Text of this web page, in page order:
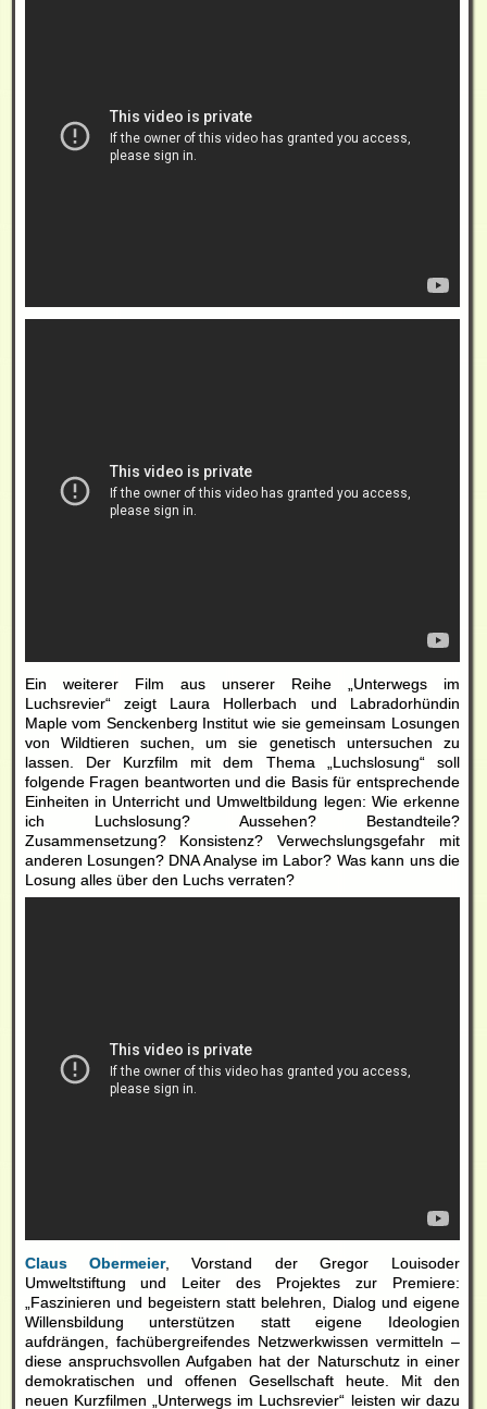
Ein weiterer Film aus unserer Reihe „Unterwegs im
Luchsrevier“ zeigt Laura Hollerbach und Labradorhündin
Maple vom Senckenberg Institut wie sie gemeinsam Losungen
von Wildtieren suchen, um sie genetisch untersuchen zu
lassen. Der Kurzfilm mit dem Thema „Luchslosung“ soll
folgende Fragen beantworten und die Basis für entsprechende
Einheiten in Unterricht und Umweltbildung legen: Wie erkenne
ich Luchslosung? Aussehen? Bestandteile?
Zusammensetzung? Konsistenz? Verwechslungsgefahr mit
anderen Losungen? DNA Analyse im Labor? Was kann uns die
Losung alles über den Luchs verraten?
Claus Obermeier, Vorstand der Gregor Louisoder
Umweltstiftung und Leiter des Projektes zur Premiere:
„Faszinieren und begeistern statt belehren, Dialog und eigene
Willensbildung unterstützen statt eigene Ideologien
aufdrängen, fachübergreifendes Netzwerkwissen vermitteln –
diese anspruchsvollen Aufgaben hat der Naturschutz in einer
demokratischen und offenen Gesellschaft heute. Mit den
neuen Kurzfilmen „Unterwegs im Luchsrevier“ leisten wir dazu